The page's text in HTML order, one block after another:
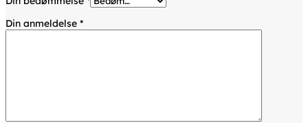
Din anmeldelse *